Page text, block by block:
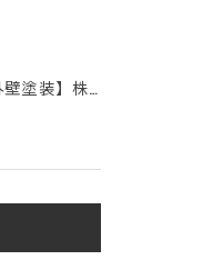
【大和市・外壁塗装】株式会社シモダ 一緒に働いてくれる職人さん大募集